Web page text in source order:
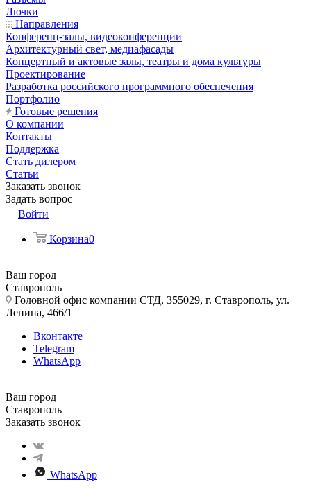
Лючки
Направления
Конференц-залы, видеоконференции
Архитектурный свет, медиафасады
Концертный и актовые залы, театры и дома культуры
Проектирование
Разработка российского программного обеспечения
Портфолио
Готовые решения
О компании
Контакты
Поддержка
Стать дилером
Статьи
Заказать звонок
Задать вопрос
Войти
Корзина0
Ваш город
Ставрополь
Головной офис компании СТД, 355029, г. Ставрополь, ул.
Ленина, 466/1
Вконтакте
Telegram
WhatsApp
Ваш город
Ставрополь
Заказать звонок
WhatsApp